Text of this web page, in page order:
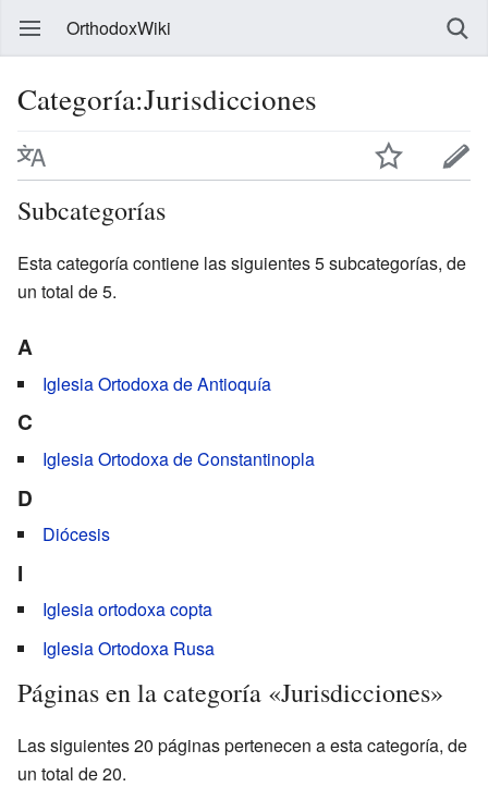
OrthodoxWiki
Categoría:Jurisdicciones
Subcategorías
Esta categoría contiene las siguientes 5 subcategorías, de
un total de 5.
A
Iglesia Ortodoxa de Antioquía
C
Iglesia Ortodoxa de Constantinopla
D
Diócesis
I
Iglesia ortodoxa copta
Iglesia Ortodoxa Rusa
Páginas en la categoría «Jurisdicciones»
Las siguientes 20 páginas pertenecen a esta categoría, de
un total de 20.